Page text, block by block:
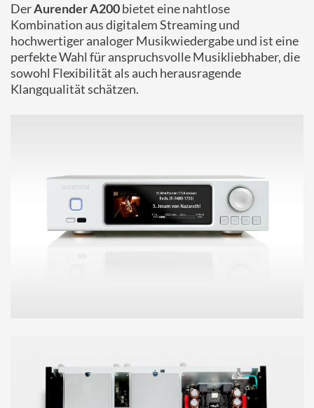
DerAurender A200bietet eine nahtlose
Kombination aus digitalem Streaming und
hochwertiger analoger Musikwiedergabe und ist eine
perfekte Wahl für anspruchsvolle Musikliebhaber, die
sowohl Flexibilität als auch herausragende
Klangqualität schätzen.